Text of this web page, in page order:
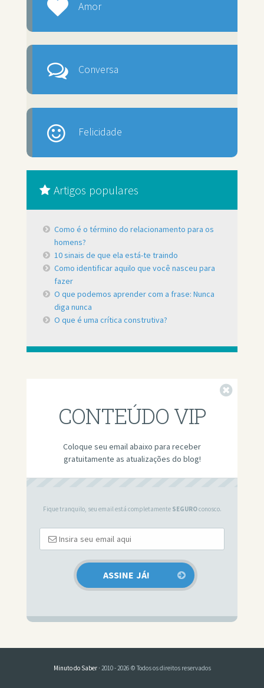
Amor
Conversa
Felicidade
Artigos populares
Como é o término do relacionamento para os
homens?
10 sinais de que ela está-te traindo
Como identificar aquilo que você nasceu para
fazer
O que podemos aprender com a frase: Nunca
diga nunca
O que é uma crítica construtiva?
CONTEÚDO VIP
Coloque seu email abaixo para receber
gratuitamente as atualizações do blog!
Fique tranquilo, seu email está completamente SEGUROconosco.
Minuto do Saber· 2010 - 2026 © Todos os direitos reservados